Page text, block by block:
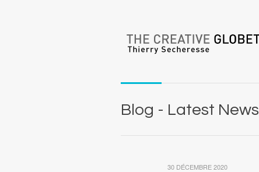
Blog - Latest News
30 DÉCEMBRE 2020